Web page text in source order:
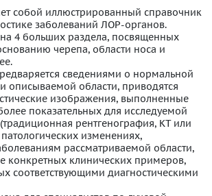
собой иллюстрированный справочник
заболеваний ЛОР-органов.
4 больших раздела, посвященных
черепа, области носа и
сведениями о нормальной
описываемой области, приводятся
изображения, выполненные
показательных для исследуемой
рентгенография, КТ или
изменениях,
рассматриваемой области,
конкретных клинических примеров,
соответствующими диагностическими